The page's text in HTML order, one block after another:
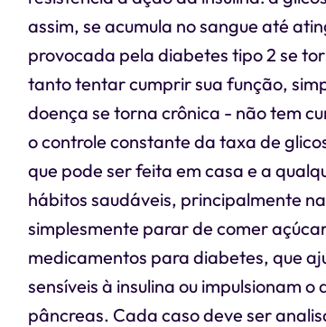
assim, se acumula no sangue até
provocada pela diabetes tipo 2 se
tanto tentar cumprir sua função,
doença se torna crônica - não tem
o controle constante da taxa de
que pode ser feita em casa e a
hábitos saudáveis, principalmente
simplesmente parar de comer
medicamentos para diabetes, que
sensíveis à insulina ou impulsionam
pâncreas. Cada caso deve ser